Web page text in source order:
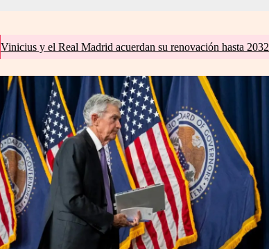
Vinicius y el Real Madrid acuerdan su renovación hasta 2032